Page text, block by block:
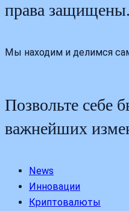
права защищены.
Мы находим и делимся
Позвольте себе
важнейших
News
Инновации
Криптовалюты